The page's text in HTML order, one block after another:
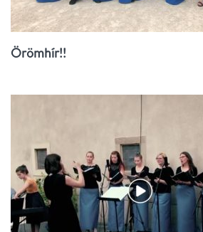
Örömhír!!